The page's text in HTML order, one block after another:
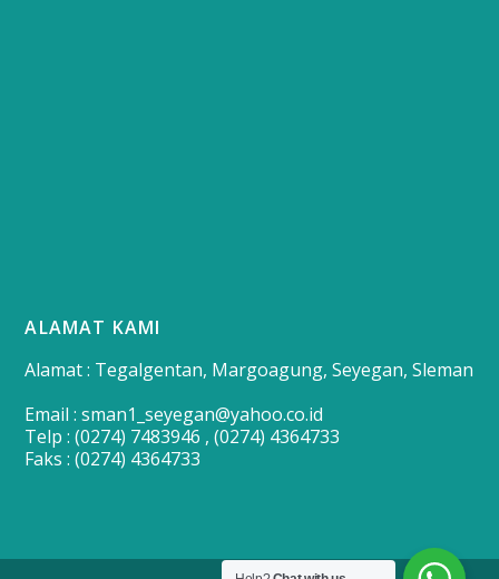
ALAMAT KAMI
Alamat : Tegalgentan, Margoagung, Seyegan, Sleman
Email : sman1_seyegan@yahoo.co.id
Telp : (0274) 7483946 , (0274) 4364733
Faks : (0274) 4364733